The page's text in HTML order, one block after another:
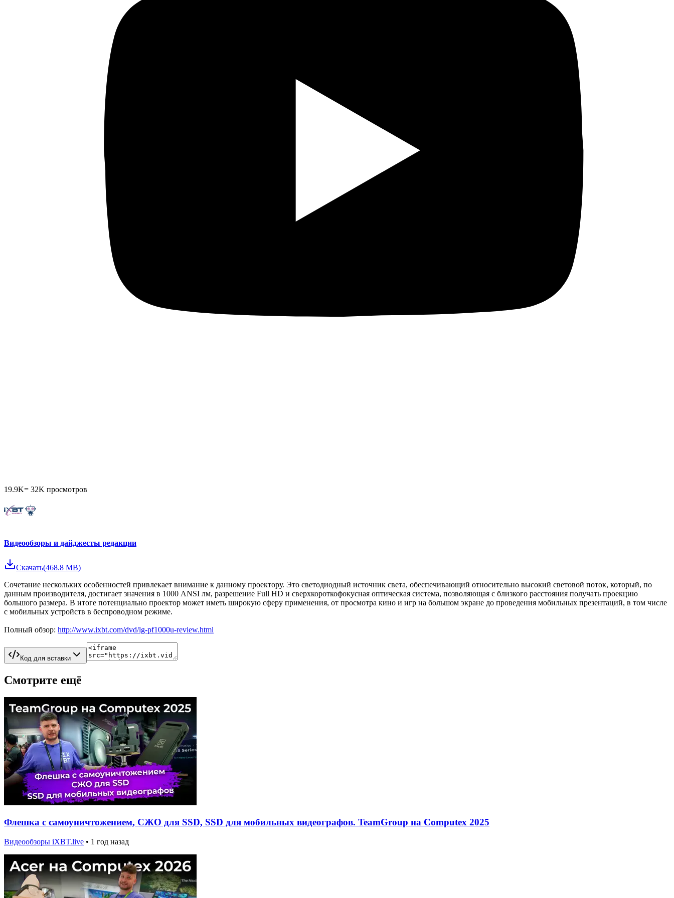
19.9K= 32K просмотров
Видеообзоры и дайджесты редакции
Скачать(468.8 MB)
Сочетание нескольких особенностей привлекает внимание к данному проектору. Это светодиодный источник света, обеспечивающий относительно высокий световой поток, который, по
данным производителя, достигает значения в 1000 ANSI лм, разрешение Full HD и сверхкороткофокусная оптическая система, позволяющая с близкого расстояния получать проекцию
большого размера. В итоге потенциально проектор может иметь широкую сферу применения, от просмотра кино и игр на большом экране до проведения мобильных презентаций, в том числе
с мобильных устройств в беспроводном режиме.
Полный обзор: http://www.ixbt.com/dvd/lg-pf1000u-review.html
Код для вставки
Смотрите ещё
Флешка с самоуничтожением, СЖО для SSD, SSD для мобильных видеографов. TeamGroup на Computex 2025
Видеообзоры iXBT.live • 1 год назад